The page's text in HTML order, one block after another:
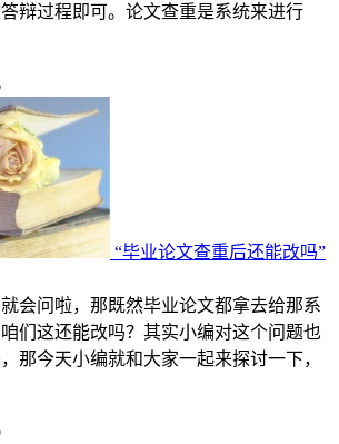
辩过程即可。论文查重是系统来进行
“毕业论文查重后还能改吗”
会问啦，那既然毕业论文都拿去给那系
们这还能改吗？其实小编对这个问题也
那今天小编就和大家一起来探讨一下，